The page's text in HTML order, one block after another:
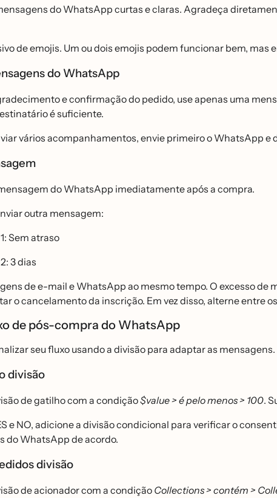
do WhatsApp curtas e claras. Agradeça
de emojis. Um ou dois emojis podem funcionar bem,
do WhatsApp
e confirmação do pedido, use apenas uma
é suficiente.
vários acompanhamentos, envie primeiro o WhatsApp
do WhatsApp imediatamente após a compra.
outra mensagem:
Sem atraso
3 dias
de e-mail e WhatsApp ao mesmo tempo. O excesso de
o cancelamento da inscrição. Em vez disso, alterne entre
de pós-compra do WhatsApp
seu fluxo usando a divisão para adaptar as mensagens.
divisão
de gatilho com a condição$value > é pelo menos > 100.
e NO, adicione a divisão condicional para verificar o
do WhatsApp de acordo.
divisão
de acionador com a condiçãoCollections > contém >